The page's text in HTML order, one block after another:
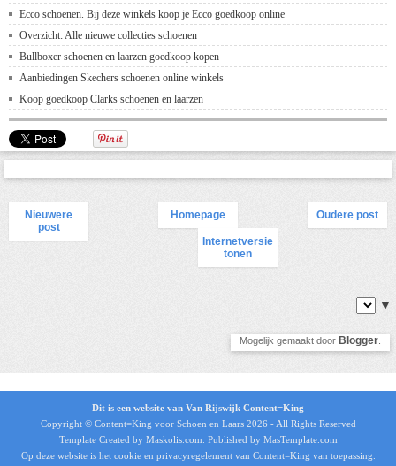
Ecco schoenen. Bij deze winkels koop je Ecco goedkoop online
Overzicht: Alle nieuwe collecties schoenen
Bullboxer schoenen en laarzen goedkoop kopen
Aanbiedingen Skechers schoenen online winkels
Koop goedkoop Clarks schoenen en laarzen
Nieuwere
post
Oudere post
Homepage
Internetversie
tonen
▼
Mogelijk gemaakt door Blogger
Dit is een website van Van Rijswijk Content=King
Copyright © Content=King voor Schoen en Laars 2026 - All Rights Reserved
Template Created by Maskolis.com. Published by MasTemplate.com
Op deze website is het cookie en privacyregelementvan Content=King van toepassing.